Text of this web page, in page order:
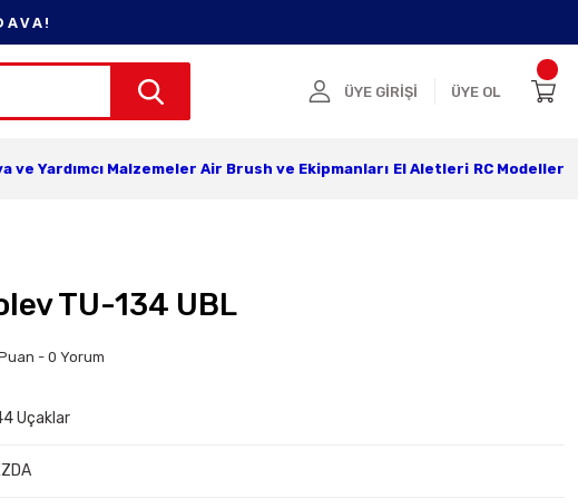
ÜYE GİRİŞİ ÜYE OL
ve Yardımcı Malzemeler Air Brush ve Ekipmanları El Aletleri RC Modeller
TU-134 UBL
- 0 Yorum
Uçaklar